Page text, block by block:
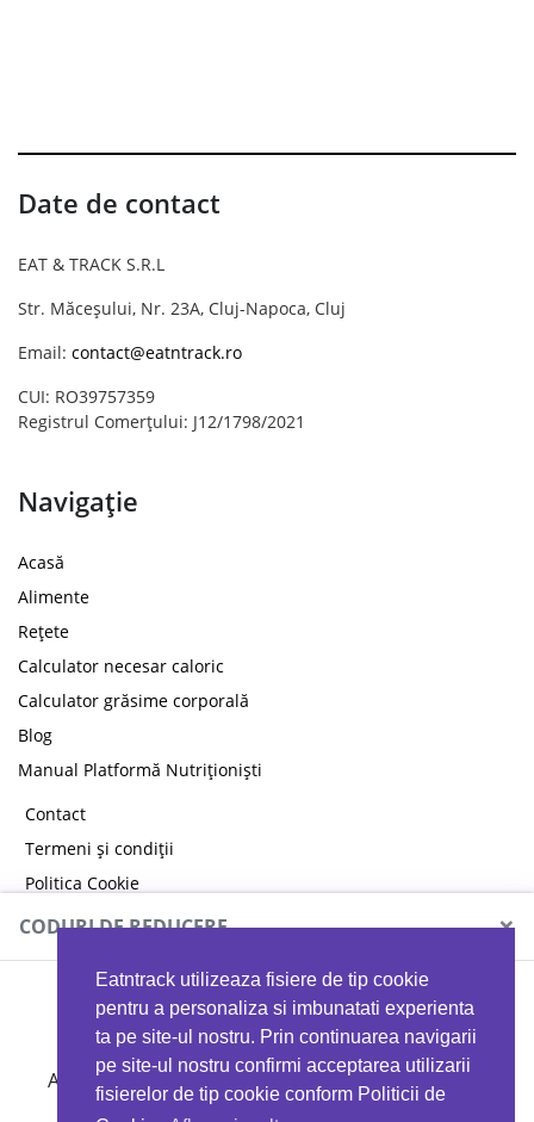
Eatntrack utilizeaza fisiere de tip cookie
pentru a personaliza si imbunatati experienta
ta pe site-ul nostru. Prin continuarea navigarii
pe site-ul nostru confirmi acceptarea utilizarii
fisierelor de tip cookie conform Politicii de
Date de contact
EAT & TRACK S.R.L
Str. Măceșului, Nr. 23A, Cluj-Napoca, Cluj
Email: contact@eatntrack.ro
CUI: RO39757359
Registrul Comerțului: J12/1798/2021
Navigație
Acasă
Alimente
Rețete
Calculator necesar caloric
Calculator grăsime corporală
Blog
Manual Platformă Nutriționiști
Contact
Termeni și condiții
Politica Cookie
Politica de confidențialitate
CODURI DE REDUCERE ×
MYPROTEIN
Ai 40%reducere la orice comandă folosind codul
EATTRACK